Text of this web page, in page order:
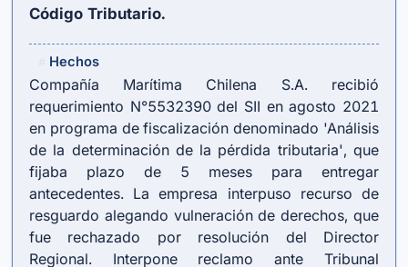
Código Tributario.
Hechos
Compañía Marítima Chilena S.A. recibió
requerimiento N°5532390 del SII en agosto 2021
en programa de fiscalización denominado 'Análisis
de la determinación de la pérdida tributaria', que
fijaba plazo de 5 meses para entregar
antecedentes. La empresa interpuso recurso de
resguardo alegando vulneración de derechos, que
fue rechazado por resolución del Director
Regional. Interpone reclamo ante Tribunal